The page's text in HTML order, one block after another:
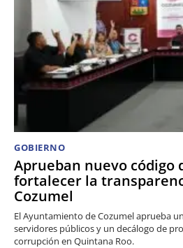
GOBIERNO
Aprueban nuevo código
fortalecer la
Cozumel
El Ayuntamiento de Cozumel aprueba
servidores públicos y un decálogo de
corrupción en Quintana Roo.